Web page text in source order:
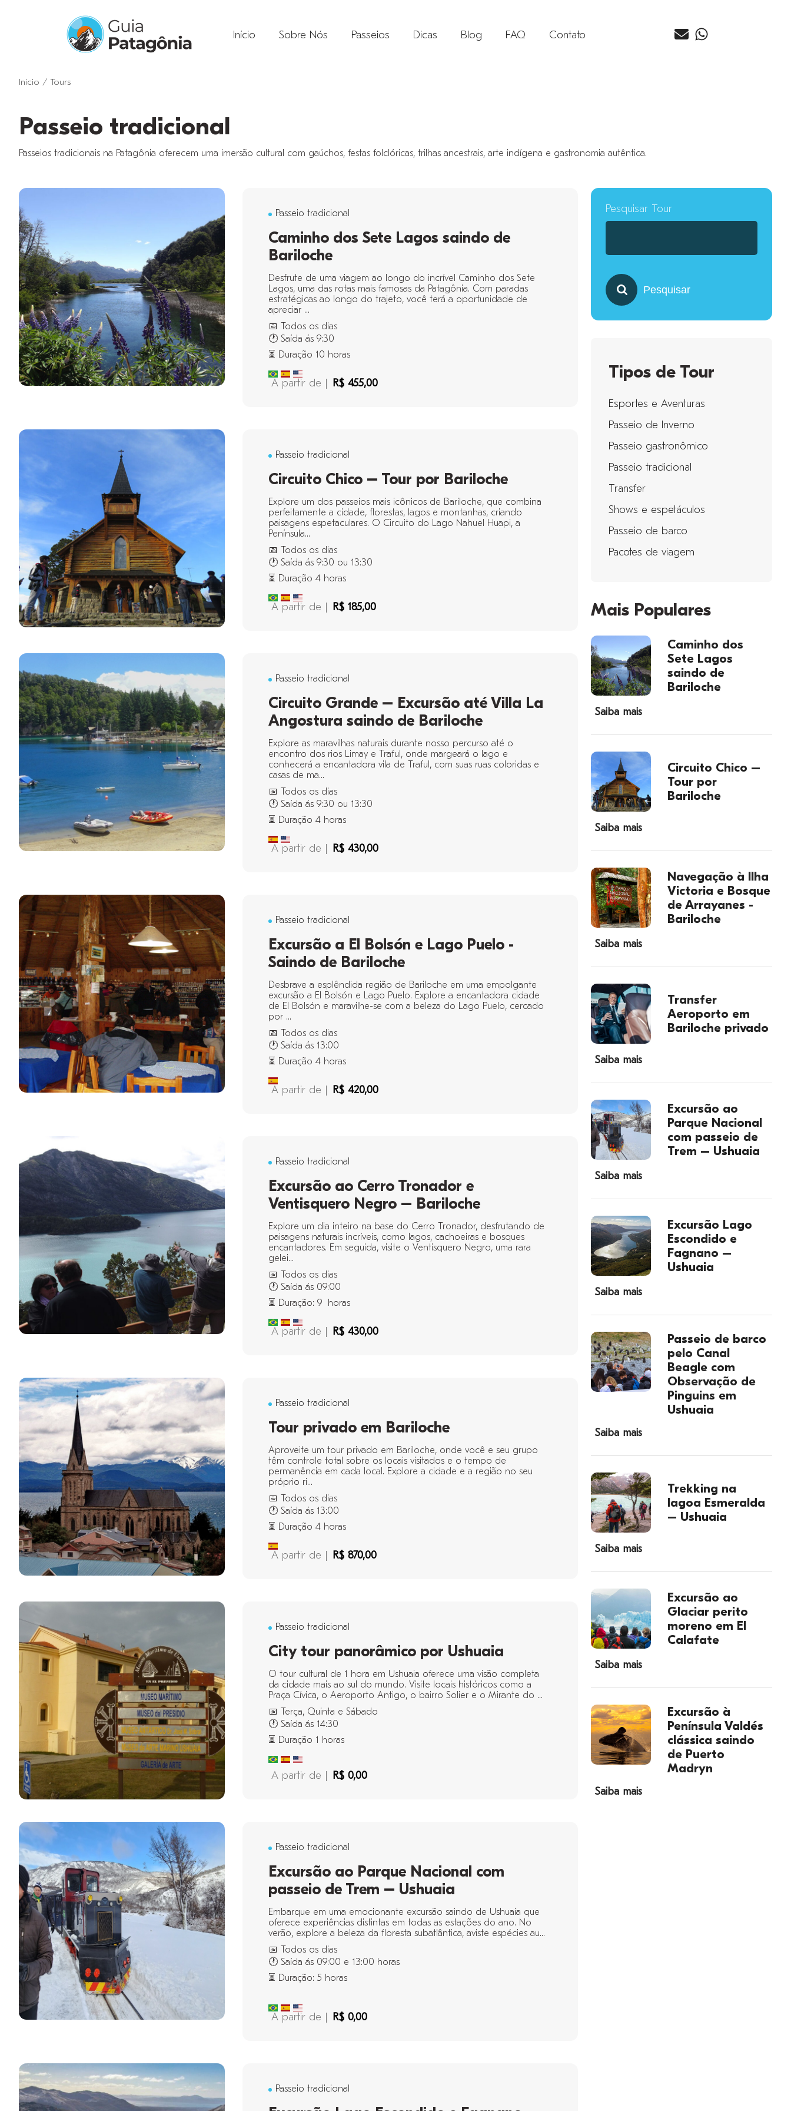
Início Sobre Nós Passeios Dicas Blog FAQ Contato
Início / Tours
Passeio tradicional
Passeios tradicionais na Patagônia oferecem uma imersão cultural com gaúchos, festas folclóricas, trilhas ancestrais, arte indígena e gastronomia autêntica.
Passeio tradicional
Caminho dos Sete Lagos saindo de
Bariloche
Desfrute de uma viagem ao longo do incrível Caminho dos Sete
Lagos, uma das rotas mais famosas da Patagônia. Com paradas
estratégicas ao longo do trajeto, você terá a oportunidade de
apreciar ...
📅 Todos os dias
🕐 Saída ás 9:30
⏳ Duração 10 horas
A partir de | R$ 455,00
Passeio tradicional
Circuito Chico – Tour por Bariloche
Explore um dos passeios mais icônicos de Bariloche, que combina
perfeitamente a cidade, florestas, lagos e montanhas, criando
paisagens espetaculares. O Circuito do Lago Nahuel Huapi, a
Península...
📅 Todos os dias
🕐 Saída ás 9:30 ou 13:30
⏳ Duração 4 horas
A partir de | R$ 185,00
Passeio tradicional
Circuito Grande – Excursão até Villa La
Angostura saindo de Bariloche
Explore as maravilhas naturais durante nosso percurso até o
encontro dos rios Limay e Traful, onde margeará o lago e
conhecerá a encantadora vila de Traful, com suas ruas coloridas e
casas de ma...
📅 Todos os dias
🕐 Saída ás 9:30 ou 13:30
⏳ Duração 4 horas
A partir de | R$ 430,00
Passeio tradicional
Excursão a El Bolsón e Lago Puelo -
Saindo de Bariloche
Desbrave a esplêndida região de Bariloche em uma empolgante
excursão a El Bolsón e Lago Puelo. Explore a encantadora cidade
de El Bolsón e maravilhe-se com a beleza do Lago Puelo, cercado
por ...
📅 Todos os dias
🕐 Saída ás 13:00
⏳ Duração 4 horas
A partir de | R$ 420,00
Passeio tradicional
Excursão ao Cerro Tronador e
Ventisquero Negro – Bariloche
Explore um dia inteiro na base do Cerro Tronador, desfrutando de
paisagens naturais incríveis, como lagos, cachoeiras e bosques
encantadores. Em seguida, visite o Ventisquero Negro, uma rara
gelei...
📅 Todos os dias
🕐 Saída ás 09:00
⏳ Duração: 9 horas
A partir de | R$ 430,00
Passeio tradicional
Tour privado em Bariloche
Aproveite um tour privado em Bariloche, onde você e seu grupo
têm controle total sobre os locais visitados e o tempo de
permanência em cada local. Explore a cidade e a região no seu
próprio ri...
📅 Todos os dias
🕐 Saída ás 13:00
⏳ Duração 4 horas
A partir de | R$ 870,00
Passeio tradicional
City tour panorâmico por Ushuaia
O tour cultural de 1 hora em Ushuaia oferece uma visão completa
da cidade mais ao sul do mundo. Visite locais históricos como a
Praça Cívica, o Aeroporto Antigo, o bairro Solier e o Mirante do ...
📅 Terça, Quinta e Sábado
🕐 Saída ás 14:30
⏳ Duração 1 horas
A partir de | R$ 0,00
Passeio tradicional
Excursão ao Parque Nacional com
passeio de Trem – Ushuaia
Embarque em uma emocionante excursão saindo de Ushuaia que
oferece experiências distintas em todas as estações do ano. No
verão, explore a beleza da floresta subatlântica, aviste espécies au...
📅 Todos os dias
🕐 Saída ás 09:00 e 13:00 horas
⏳ Duração: 5 horas
A partir de | R$ 0,00
Passeio tradicional
Pesquisar Tour
Pesquisar
Tipos de Tour
Esportes e Aventuras
Passeio de Inverno
Passeio gastronômico
Passeio tradicional
Transfer
Shows e espetáculos
Passeio de barco
Pacotes de viagem
Mais Populares
Caminho dos
Sete Lagos
saindo de
Bariloche
Saiba mais
Circuito Chico –
Tour por
Bariloche
Saiba mais
Navegação à Ilha
Victoria e Bosque
de Arrayanes -
Bariloche
Saiba mais
Transfer
Aeroporto em
Bariloche privado
Saiba mais
Excursão ao
Parque Nacional
com passeio de
Trem – Ushuaia
Saiba mais
Excursão Lago
Escondido e
Fagnano –
Ushuaia
Saiba mais
Passeio de barco
pelo Canal
Beagle com
Observação de
Pinguins em
Ushuaia
Saiba mais
Trekking na
lagoa Esmeralda
– Ushuaia
Saiba mais
Excursão ao
Glaciar perito
moreno em El
Calafate
Saiba mais
Excursão à
Península Valdés
clássica saindo
de Puerto
Madryn
Saiba mais